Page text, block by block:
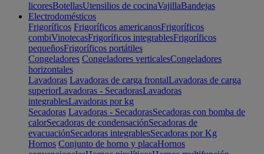
licoresBotellasUtensilios de cocinaVajillaBandejas
Electrodomésticos
Frigoríficos Frigoríficos americanosFrigoríficos
combiVinotecasFrigoríficos integrablesFrigoríficos
pequeñosFrigoríficos portátiles
Congeladores Congeladores verticalesCongeladores
horizontales
Lavadoras Lavadoras de carga frontalLavadoras de carga
superiorLavadoras - SecadorasLavadoras
integrablesLavadoras por kg
Secadoras Lavadoras - SecadorasSecadoras con bomba de
calorSecadoras de condensaciónSecadoras de
evacuaciónSecadoras integrablesSecadoras por Kg
Hornos Conjunto de horno y placaHornos